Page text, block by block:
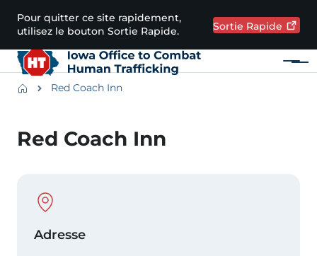
Passer au contenu principal
Pour quitter ce site rapidement,
utilisez le bouton Sortie Rapide.
Sortie Rapide
Menu
BreadcrumbsRed Coach Inn
Red Coach Inn
Physical Location
Adresse